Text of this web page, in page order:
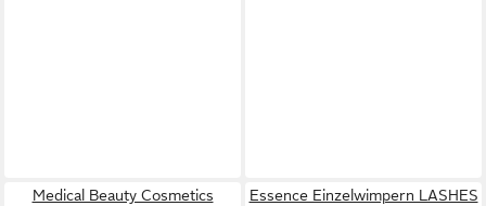
Medical Beauty Cosmetics
Essence Einzelwimpern LASHES